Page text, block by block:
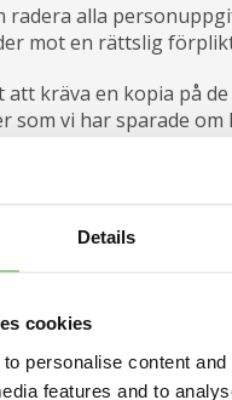
Details
cookies
personalise content and
features and to
radera alla
mot en rättslig
att kräva en kopia på de
som vi har sparade om
rätt att avsäga sig
från oss.
sig av
utskick eller genom
Guldbrevs hemsida